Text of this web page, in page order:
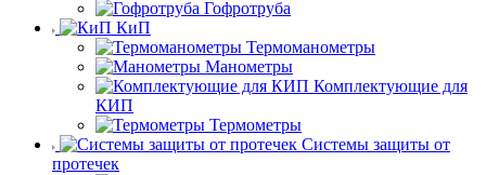
Гофротруба
КиП
Термоманометры
Манометры
Комплектующие для
КИП
Термометры
Системы защиты от
протечек